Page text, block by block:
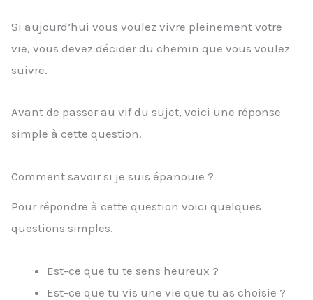
Si aujourd’hui vous voulez vivre pleinement votre
vie, vous devez décider du chemin que vous voulez
suivre.
Avant de passer au vif du sujet, voici une réponse
simple à cette question.
Comment savoir si je suis épanouie ?
Pour répondre à cette question voici quelques
questions simples.
Est-ce que tu te sens heureux ?
Est-ce que tu vis une vie que tu as choisie ?